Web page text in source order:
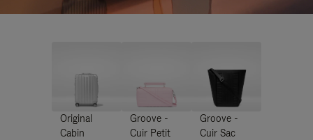
Original
Cabin
Groove -
Cuir Petit
Groove -
Cuir Sac